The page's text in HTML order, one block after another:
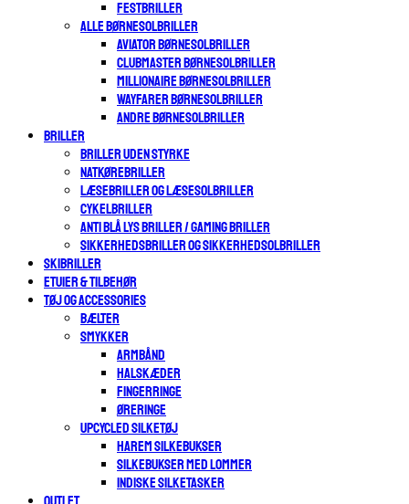
FESTBRILLER
ALLE BØRNESOLBRILLER
AVIATOR BØRNESOLBRILLER
CLUBMASTER BØRNESOLBRILLER
MILLIONAIRE BØRNESOLBRILLER
WAYFARER BØRNESOLBRILLER
ANDRE BØRNESOLBRILLER
BRILLER
BRILLER UDEN STYRKE
NATKØREBRILLER
LÆSEBRILLER OG LÆSESOLBRILLER
CYKELBRILLER
ANTI BLÅ LYS BRILLER / GAMING BRILLER
SIKKERHEDSBRILLER OG SIKKERHEDSOLBRILLER
SKIBRILLER
ETUIER & TILBEHØR
TØJ OG ACCESSORIES
BÆLTER
SMYKKER
ARMBÅND
HALSKÆDER
FINGERRINGE
ØRERINGE
UPCYCLED SILKETØJ
HAREM SILKEBUKSER
SILKEBUKSER MED LOMMER
INDISKE SILKETASKER